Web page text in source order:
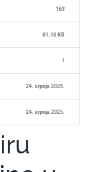
163
61.16 KB
1
24. srpnja 2025.
24. srpnja 2025.